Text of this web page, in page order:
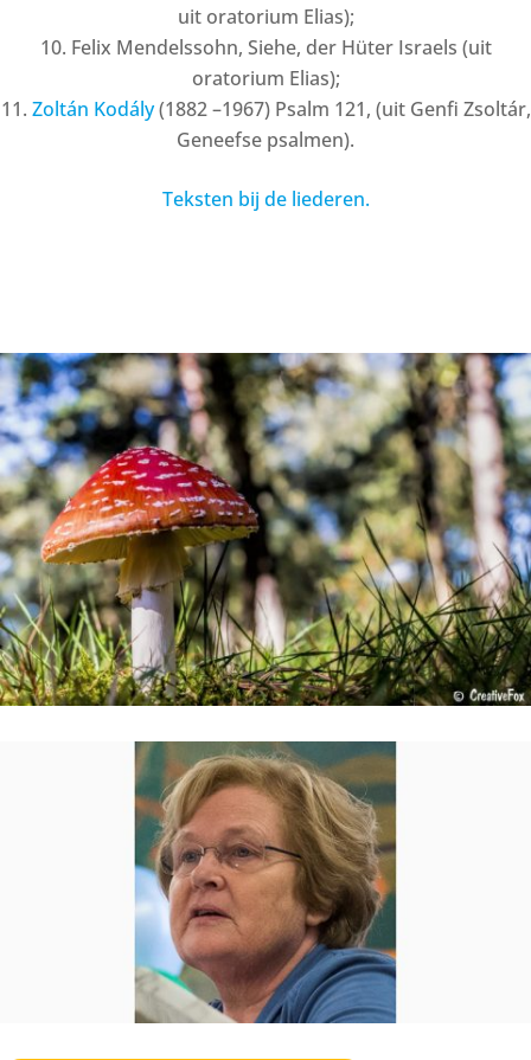
uit oratorium Elias);
Felix Mendelssohn, Siehe, der Hüter Israels (uit
oratorium Elias);
Zoltán Kodály(1882 –1967) Psalm 121, (uit Genfi Zsoltár,
Geneefse psalmen).
Teksten bij de liederen.